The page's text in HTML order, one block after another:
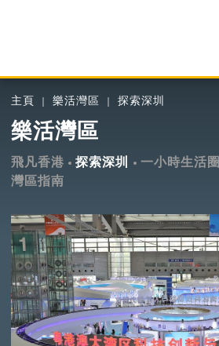
主頁 樂活灣區 探索深圳
樂活灣區
飛凡香港 探索深圳 一小時生活圈
灣區指南